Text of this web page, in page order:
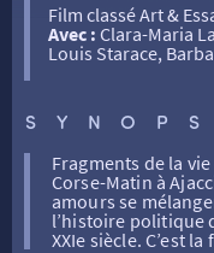
RETOUR
ATELIERS PRATIQUES
LA SÉLECTION DES AMIS
D’ACTUALITÉS
RETOUR
HISTORIQUE
TARIFS
NOS SALLES
Film classé Art &
Avec : Clara-Maria
Louis Starace,
Fragments de la
Corse-Matin à
amours se
l’histoire politique
XXIe siècle. C’est